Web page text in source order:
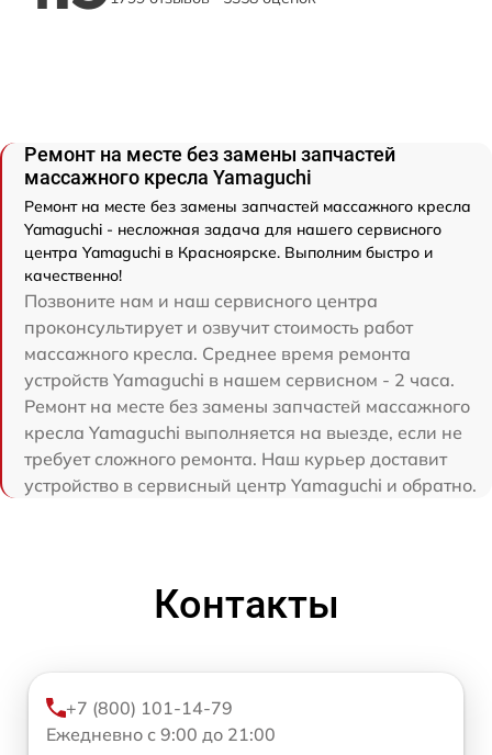
Ремонт на месте без замены запчастей
массажного кресла Yamaguchi
Ремонт на месте без замены запчастей массажного кресла
Yamaguchi - несложная задача для нашего сервисного
центра Yamaguchi в Красноярске. Выполним быстро и
качественно!
Позвоните нам и наш сервисного центра
проконсультирует и озвучит стоимость работ
массажного кресла. Среднее время ремонта
устройств Yamaguchi в нашем сервисном - 2 часа.
Ремонт на месте без замены запчастей массажного
кресла Yamaguchi выполняется на выезде, если не
требует сложного ремонта. Наш курьер доставит
устройство в сервисный центр Yamaguchi и обратно.
Контакты
+7 (800) 101-14-79
Ежедневно с 9:00 до 21:00